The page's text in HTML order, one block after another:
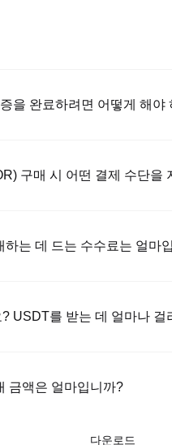
을 완료하려면 어떻게 해야
고 셀카를 찍어 KYC 인증을 완
구매 시 어떤 결제 수단을
거래(OTC 거래, 맞춤형 견적
는 데 드는 수수료는 얼마
용됩니다.
USDT를 받는 데 얼마나 걸
됩니다.
금액은 얼마입니까?
인증 수준에 따라 다릅니다.
다운로드